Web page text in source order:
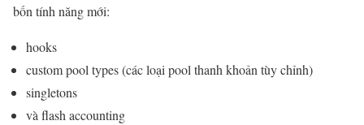
bốn tính năng mới:
hooks
custom pool types (các loại pool thanh khoản tùy chỉnh)
singletons
và flash accounting